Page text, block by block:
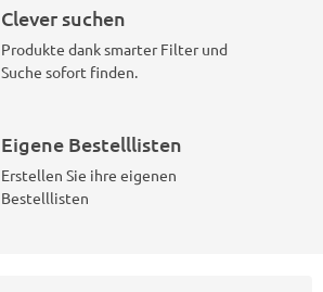
Clever suchen
Produkte dank smarter Filter und
Suche sofort finden.
Eigene Bestelllisten
Erstellen Sie ihre eigenen
Bestelllisten